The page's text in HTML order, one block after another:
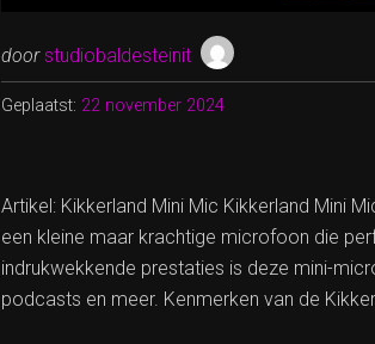
door studiobaldesteinit
Geplaatst: 22 november 2024
Artikel: Kikkerland Mini Mic Kikkerland Mini
een kleine maar krachtige microfoon die
indrukwekkende prestaties is deze mini-
podcasts en meer. Kenmerken van de